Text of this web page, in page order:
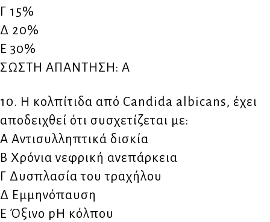
Γ 15%
Δ 20%
Ε 30%
ΣΩΣΤΗ ΑΠΑΝΤΗΣΗ: Α
10. Η κολπίτιδα από Candida albicans, έχει
αποδειχθεί ότι συσχετίζεται με:
Α Αντισυλληπτικά δισκία
Β Χρόνια νεφρική ανεπάρκεια
Γ Δυσπλασία του τραχήλου
Δ Εμμηνόπαυση
Ε Όξινο pH κόλπου